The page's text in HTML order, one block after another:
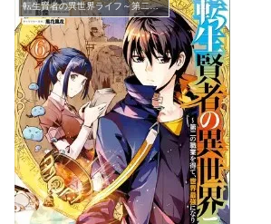
転生賢者の異世界ライフ～第二の職業を得て、世界最強になりました～